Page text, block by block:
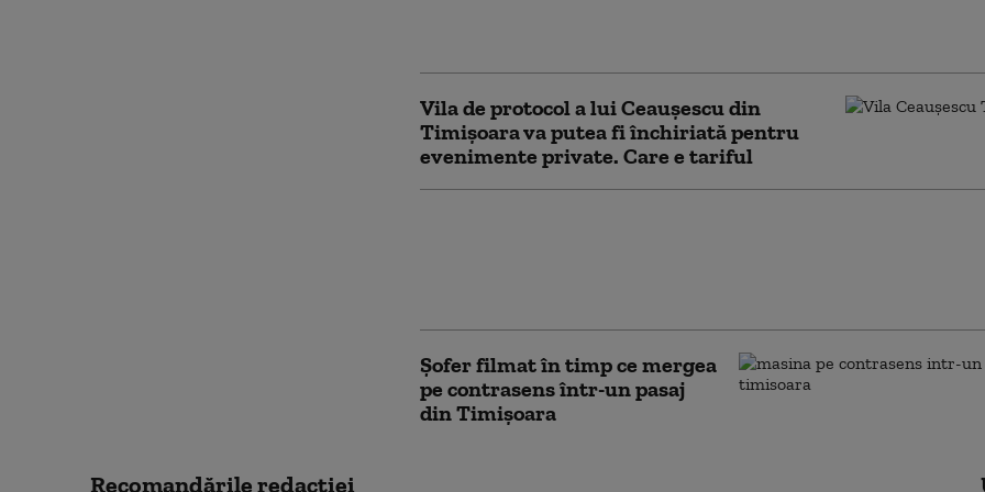
Vila de protocol a lui Ceauşescu din
Timișoara va putea fi închiriată pentru
evenimente private. Care e tariful
Șofer filmat în timp ce mergea
pe contrasens într-un pasaj
din Timișoara
Recomandările redacţiei